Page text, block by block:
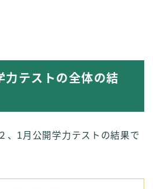
力テストの全体の結
、1月公開学力テストの結果で